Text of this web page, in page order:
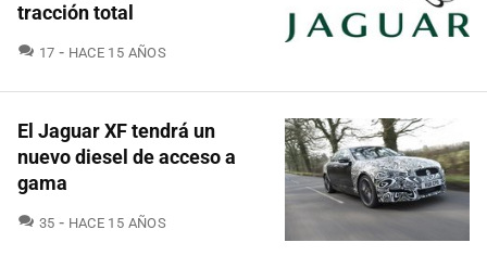
tracción total
17 COMENTARIOS
HACE 15 AÑOS
El Jaguar XF tendrá un
nuevo diesel de acceso a
gama
35 COMENTARIOS
HACE 15 AÑOS